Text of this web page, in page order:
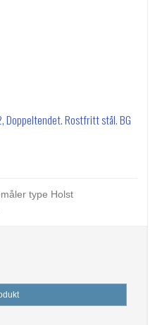
Doppeltendet. Rostfritt stål. BG
type Holst